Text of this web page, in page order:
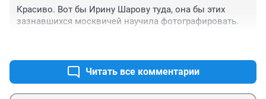
Красиво. Вот бы Ирину Шарову туда, она бы этих
зазнавшихся москвичей научила фотографировать.
Читать все комментарии